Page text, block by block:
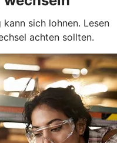
sich lohnen. Lesen
achten sollten.